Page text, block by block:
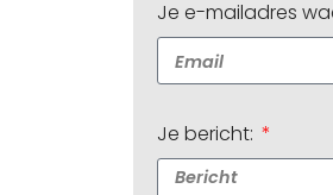
Je e-mailadres
Je bericht: